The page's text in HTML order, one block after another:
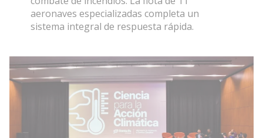
aeronaves especializadas completa un
sistema integral de respuesta rápida.